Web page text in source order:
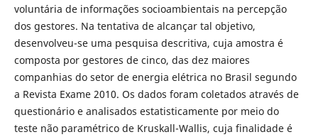
voluntária de informações socioambientais na percepção
dos gestores. Na tentativa de alcançar tal objetivo,
desenvolveu-se uma pesquisa descritiva, cuja amostra é
composta por gestores de cinco, das dez maiores
companhias do setor de energia elétrica no Brasil segundo
a Revista Exame 2010. Os dados foram coletados através de
questionário e analisados estatisticamente por meio do
teste não paramétrico de Kruskall-Wallis, cuja finalidade é